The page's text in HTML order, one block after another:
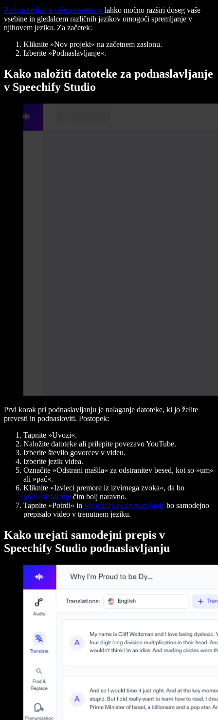
Podnaslavljanje videoposnetkov lahko močno razširi doseg vaše
vsebine in gledalcem različnih jezikov omogoči spremljanje v
njihovem jeziku. Za začetek:
Kliknite »Nov projekt« na začetnem zaslonu.
Izberite »Podnaslavljanje«.
Kako naložiti datoteke za podnaslavljanje
v Speechify Studio
Prvi korak pri podnaslavljanju je nalaganje datoteke, ki jo želite
prevesti in podnasloviti. Postopek:
Tapnite »Uvozi«.
Naložite datoteke ali prilepite povezavo YouTube.
Izberite število govorcev v videu.
Izberite jezik videa.
Označite »Odstrani mašila« za odstranitev besed, kot so »um«
ali »pač«.
Kliknite »Izvleci premore iz izvirnega zvoka«, da bo
podnaslavljanje čim bolj naravno.
Tapnite »Potrdi« in Speechify podnaslavljanje bo samodejno
prepisalo video v trenutnem jeziku.
Kako urejati samodejni prepis v
Speechify Studio podnaslavljanju